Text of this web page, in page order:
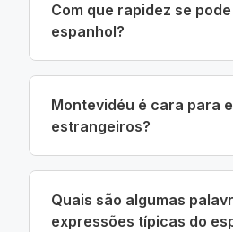
Com que rapidez se
espanhol?
Montevidéu é cara para
estrangeiros?
Quais são algumas
expressões típicas do